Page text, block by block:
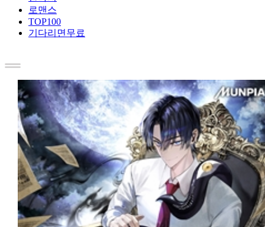
로맨스
TOP100
기다리면무료